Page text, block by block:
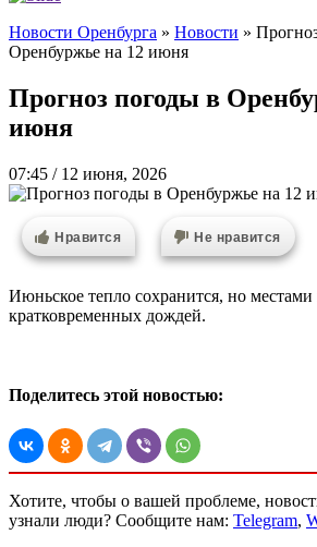
Новости Оренбурга » Новости »
Оренбуржье на 12 июня
Прогноз погоды в
июня
07:45 / 12 июня, 2026
Нравится Не нравится
Июньское тепло сохранится, но местами
кратковременных дождей.
Поделитесь этой новостью:
Хотите, чтобы о вашей проблеме,
узнали люди? Сообщите нам: Telegram,